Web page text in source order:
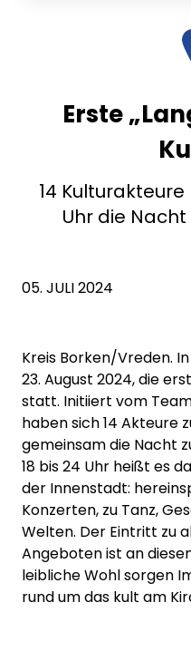
Erste
14 Kulturakteure
Uhr die
05. JULI 2024
Kreis Borken/Vreden.
23. August 2024, die
statt. Initiiert vom
haben sich 14 Akteure
gemeinsam die Nacht
18 bis 24 Uhr heißt es
der Innenstadt:
Konzerten, zu Tanz,
Welten. Der Eintritt zu
Angeboten ist an
leibliche Wohl sorgen
rund um das kult am